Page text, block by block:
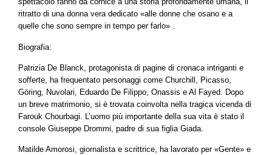
ritratto di una donna vera dedicato «alle donne che osano e a
quelle che sono sempre in tempo per farlo» .
Biografia:
Patrizia De Blanck, protagonista di pagine di cronaca intriganti e
sofferte, ha frequentato personaggi come Churchill, Picasso,
Göring, Nuvolari, Eduardo De Filippo, Onassis e Al Fayed. Dopo
un breve matrimonio, si è trovata coinvolta nella tragica vicenda di
Farouk Chourbagi. L’uomo più importante della sua vita è stato il
console Giuseppe Drommi, padre di sua figlia Giada.
Matilde Amorosi, giornalista e scrittrice, ha lavorato per «Gente» e